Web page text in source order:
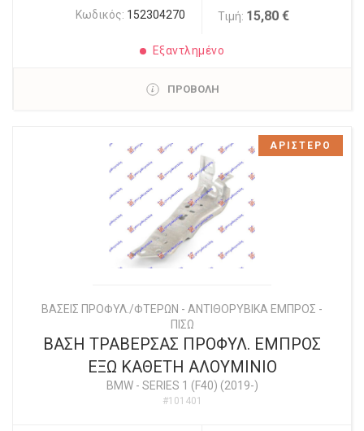
Κωδικός: 152304270 Τιμή: 15,80 €
Εξαντλημένο
ΠΡΟΒΟΛΗ
ΒΑΣΕΙΣ ΠΡΟΦΥΛ./ΦΤΕΡΩΝ - ΑΝΤΙΘΟΡΥΒΙΚΑ ΕΜΠΡΟΣ -
ΠΙΣΩ
ΒΑΣΗ ΤΡΑΒΕΡΣΑΣ ΠΡΟΦΥΛ. ΕΜΠΡΟΣ
ΕΞΩ ΚΑΘΕΤΗ ΑΛΟΥΜΙΝΙΟ
BMW- SERIES 1 (F40) (2019-)
#101401
ΑΡΙΣΤΕΡΟ